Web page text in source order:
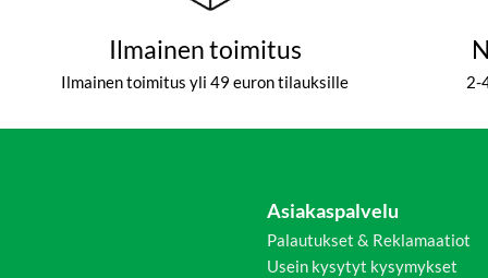
Ilmainen toimitus
Ilmainen toimitus yli 49 euron tilauksille 2-
Asiakaspalvelu
Palautukset & Reklamaatiot
Usein kysytyt kysymykset